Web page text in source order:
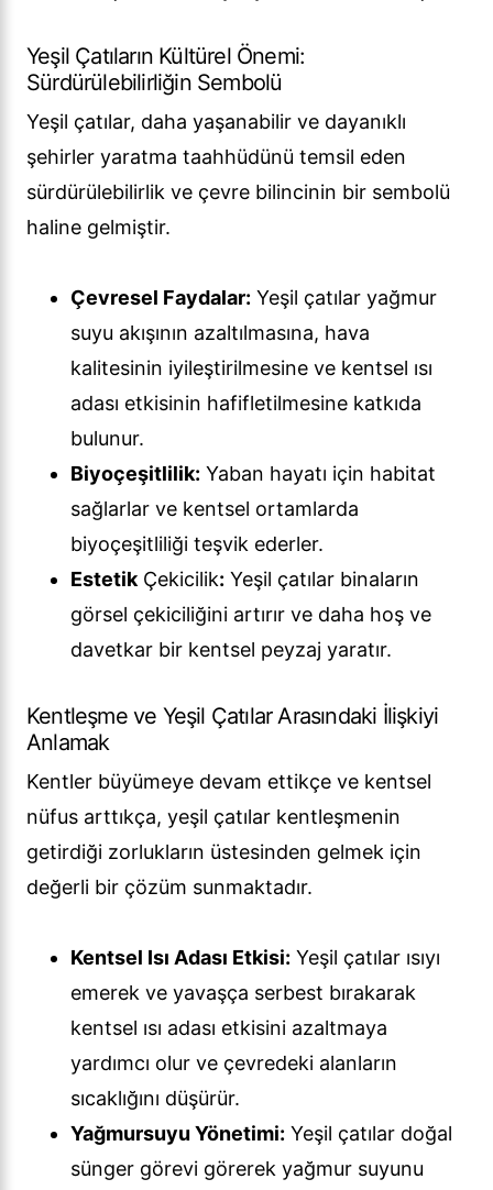
Yeşil Çatıların Kültürel Önemi:
Sürdürülebilirliğin Sembolü
Yeşil çatılar, daha yaşanabilir ve dayanıklı
şehirler yaratma taahhüdünü temsil eden
sürdürülebilirlik ve çevre bilincinin bir sembolü
haline gelmiştir.
Çevresel Faydalar: Yeşil çatılar yağmur
suyu akışının azaltılmasına, hava
kalitesinin iyileştirilmesine ve kentsel ısı
adası etkisinin hafifletilmesine katkıda
bulunur.
Biyoçeşitlilik: Yaban hayatı için habitat
sağlarlar ve kentsel ortamlarda
biyoçeşitliliği teşvik ederler.
Estetik Çekicilik: Yeşil çatılar binaların
görsel çekiciliğini artırır ve daha hoş ve
davetkar bir kentsel peyzaj yaratır.
Kentleşme ve Yeşil Çatılar Arasındaki İlişkiyi
Anlamak
Kentler büyümeye devam ettikçe ve kentsel
nüfus arttıkça, yeşil çatılar kentleşmenin
getirdiği zorlukların üstesinden gelmek için
değerli bir çözüm sunmaktadır.
Kentsel Isı Adası Etkisi: Yeşil çatılar ısıyı
emerek ve yavaşça serbest bırakarak
kentsel ısı adası etkisini azaltmaya
yardımcı olur ve çevredeki alanların
sıcaklığını düşürür.
Yağmursuyu Yönetimi: Yeşil çatılar doğal
sünger görevi görerek yağmur suyunu